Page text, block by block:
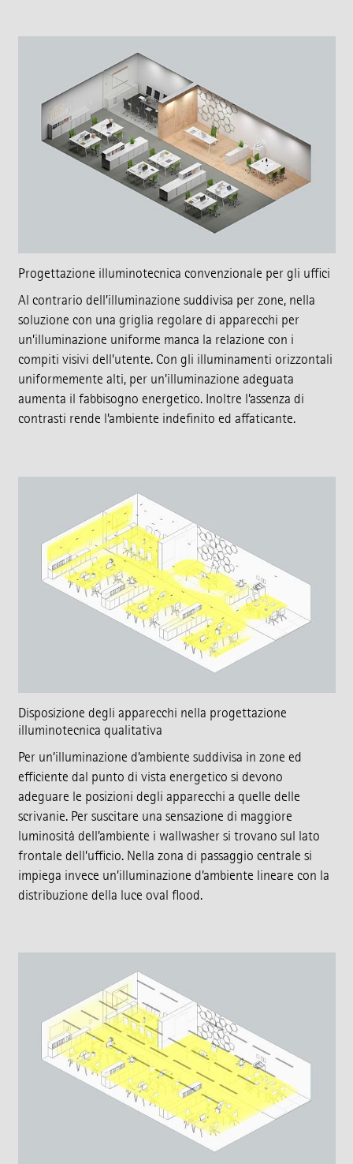
Progettazione illuminotecnica convenzionale per gli uffici
Al contrario dell’illuminazione suddivisa per zone, nella
soluzione con una griglia regolare di apparecchi per
un’illuminazione uniforme manca la relazione con i
compiti visivi dell’utente. Con gli illuminamenti orizzontali
uniformemente alti, per un’illuminazione adeguata
aumenta il fabbisogno energetico. Inoltre l’assenza di
contrasti rende l’ambiente indefinito ed affaticante.
Disposizione degli apparecchi nella progettazione
illuminotecnica qualitativa
Per un’illuminazione d’ambiente suddivisa in zone ed
efficiente dal punto di vista energetico si devono
adeguare le posizioni degli apparecchi a quelle delle
scrivanie. Per suscitare una sensazione di maggiore
luminosità dell’ambiente i wallwasher si trovano sul lato
frontale dell’ufficio. Nella zona di passaggio centrale si
impiega invece un’illuminazione d’ambiente lineare con la
distribuzione della luce oval flood.